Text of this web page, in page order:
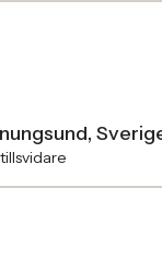
tillsvidare